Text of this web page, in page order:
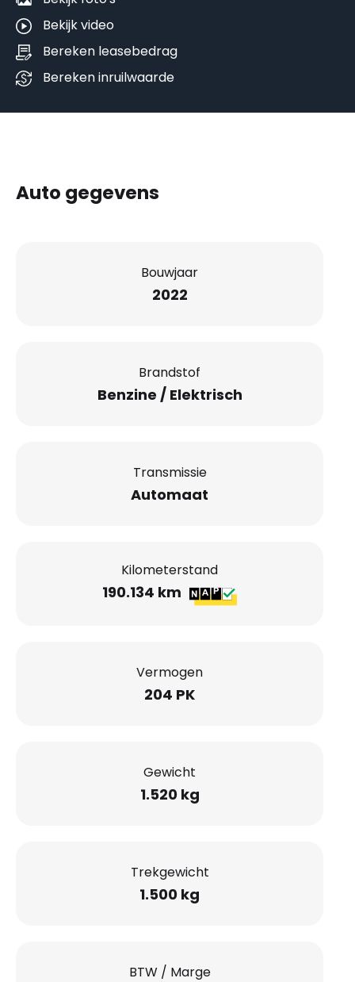
Bekijk video
Bereken leasebedrag
Bereken inruilwaarde
Auto gegevens
Bouwjaar
2022
Brandstof
Benzine / Elektrisch
Transmissie
Automaat
Kilometerstand
190.134 km
Vermogen
204 PK
Gewicht
1.520 kg
Trekgewicht
1.500 kg
BTW / Marge